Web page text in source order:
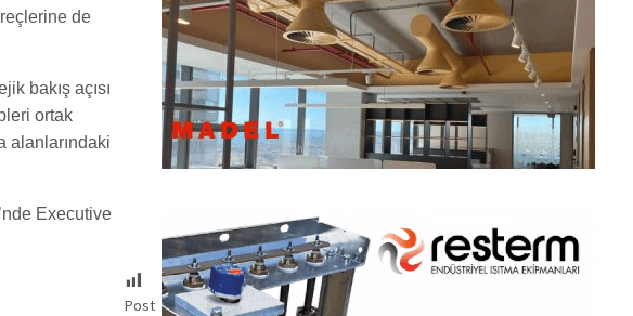
de
bakış açısı
ortak
alanlarındaki
Executive
Post